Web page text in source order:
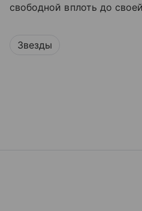
свободной вплоть до
Звезды